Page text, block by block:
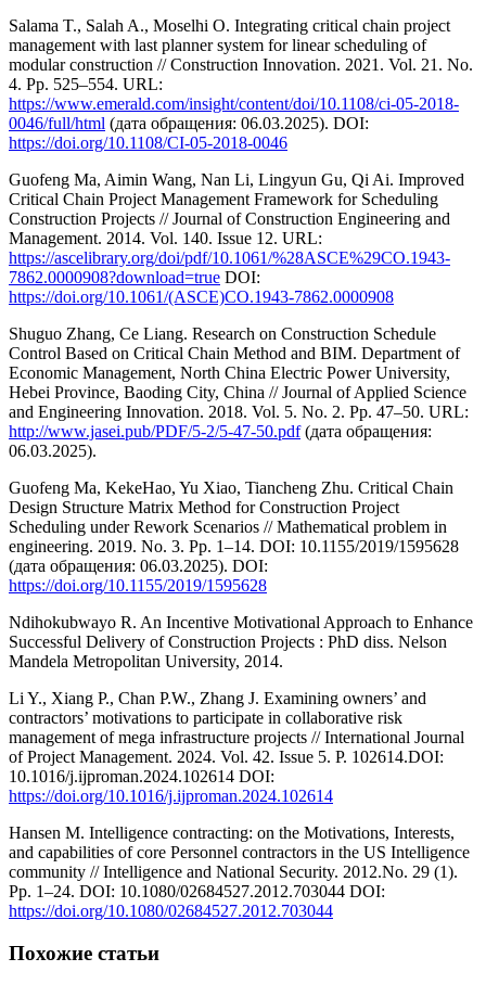
Salama T., Salah A., Moselhi O. Integrating critical chain project
management with last planner system for linear scheduling of
modular construction // Construction Innovation. 2021. Vol. 21. No.
4. Pр. 525–554. URL:
https://www.emerald.com/insight/content/doi/10.1108/ci-05-2018-
0046/full/html (дата обращения: 06.03.2025). DOI:
https://doi.org/10.1108/CI-05-2018-0046
Guofeng Ma, Aimin Wang, Nan Li, Lingyun Gu, Qi Ai. Improved
Critical Chain Project Management Framework for Scheduling
Construction Projects // Journal of Construction Engineering and
Management. 2014. Vol. 140. Issue 12. URL:
https://ascelibrary.org/doi/pdf/10.1061/%28ASCE%29CO.1943-
7862.0000908?download=true DOI:
https://doi.org/10.1061/(ASCE)CO.1943-7862.0000908
Shuguo Zhang, Ce Liang. Research on Construction Schedule
Control Based on Critical Chain Method and BIM. Department of
Economic Management, North China Electric Power University,
Hebei Province, Baoding City, China // Journal of Applied Science
and Engineering Innovation. 2018. Vol. 5. No. 2. Pp. 47–50. URL:
http://www.jasei.pub/PDF/5-2/5-47-50.pdf(дата обращения:
06.03.2025).
Guofeng Ma, KekeHao, Yu Xiao, Tiancheng Zhu. Critical Chain
Design Structure Matrix Method for Construction Project
Scheduling under Rework Scenarios // Mathematical problem in
engineering. 2019. No. 3. Рр. 1–14. DOI: 10.1155/2019/1595628
(дата обращения: 06.03.2025). DOI:
https://doi.org/10.1155/2019/1595628
Ndihokubwayo R. An Incentive Motivational Approach to Enhance
Successful Delivery of Construction Projects : PhD diss. Nelson
Mandela Metropolitan University, 2014.
Li Y., Xiang P., Chan P.W., Zhang J. Examining owners’ and
contractors’ motivations to participate in collaborative risk
management of mega infrastructure projects // International Journal
of Project Management. 2024. Vol. 42. Issue 5. Р. 102614.DOI:
10.1016/j.ijproman.2024.102614 DOI:
https://doi.org/10.1016/j.ijproman.2024.102614
Hansen M. Intelligence contracting: on the Motivations, Interests,
and capabilities of core Personnel contractors in the US Intelligence
community // Intelligence and National Security. 2012.No. 29 (1).
Pp. 1–24. DOI: 10.1080/02684527.2012.703044 DOI:
https://doi.org/10.1080/02684527.2012.703044
Похожие статьи